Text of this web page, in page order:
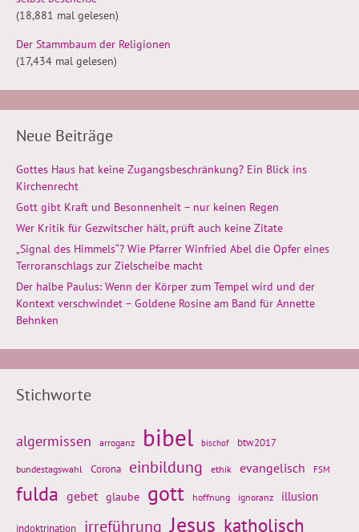
(18,881 mal gelesen)
Der Stammbaum der Religionen
(17,434 mal gelesen)
Neue Beiträge
Gottes Haus hat keine Zugangsbeschränkung? Ein Blick ins
Kirchenrecht
Gott gibt Kraft und Besonnenheit – nur keinen Regen
Wer Kritik für Gezwitscher hält, prüft auch keine Zitate
„Signal des Himmels“? Wie Pfarrer Winfried Abel die Opfer eines
Terroranschlags zur Zielscheibe macht
Der halbe Paulus: Wenn der Körper zum Tempel wird und der
Kontext verschwindet – Goldene Rosine am Band für Annette
Behnken
Stichworte
algermissen arroganz bibel bischof btw2017
bundestagswahl Corona einbildung ethik evangelisch FSM
fulda gebet glaube gott hoffnung ignoranz illusion
indoktrination irreführung Jesus katholisch